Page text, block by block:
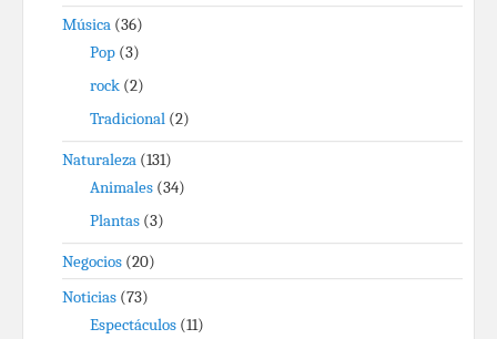
Música (36)
Pop (3)
rock (2)
Tradicional (2)
Naturaleza (131)
Animales (34)
Plantas (3)
Negocios (20)
Noticias (73)
Espectáculos (11)